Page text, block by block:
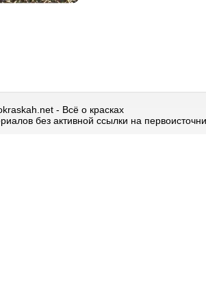
- Всё о красках
без активной ссылки на